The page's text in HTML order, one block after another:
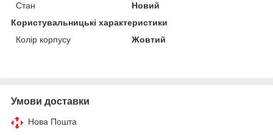
Стан
Новий
Користувальницькі характеристики
Колір корпусу
Жовтий
Умови доставки
Нова Пошта